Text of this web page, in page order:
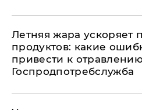
Летняя жара ускоряет
продуктов: какие
привести к
Госпродпотребслужба